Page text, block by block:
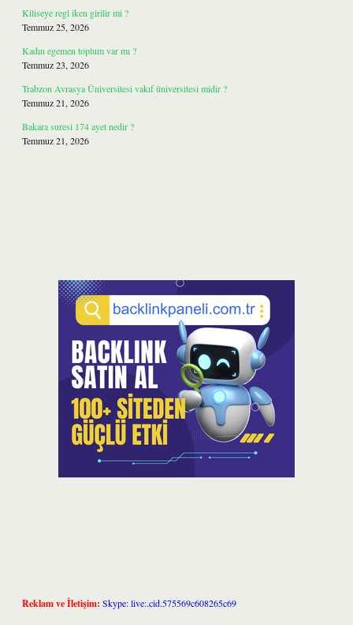
Kiliseye regl iken girilir mi ?
Temmuz 25, 2026
Kadın egemen toplum var mı ?
Temmuz 23, 2026
Trabzon Avrasya Üniversitesi vakıf üniversitesi midir ?
Temmuz 21, 2026
Bakara suresi 174 ayet nedir ?
Temmuz 21, 2026
Reklam ve İletişim: Skype: live:.cid.575569c608265c69